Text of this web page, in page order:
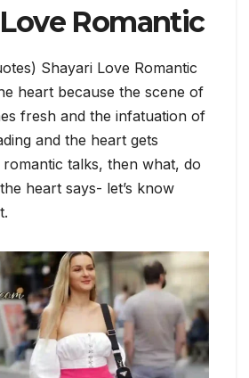
Romantic
Shayari Love Romantic
heart because the scene of
fresh and the infatuation of
and the heart gets
talks, then what, do
heart says- let’s know